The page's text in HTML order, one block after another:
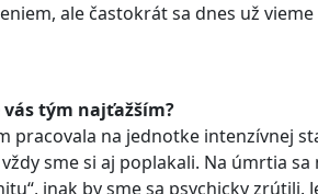
ale častokrát sa dnes už
tým najťažším?
pracovala na jednotke intenzívnej
sme si aj poplakali. Na úmrtia
inak by sme sa psychicky zrútili.